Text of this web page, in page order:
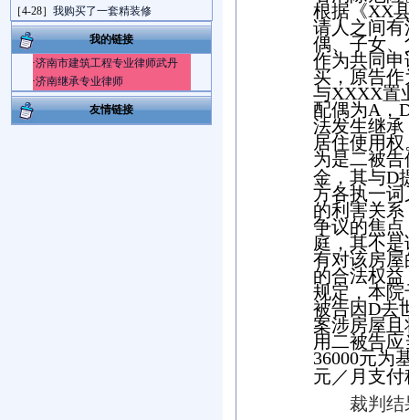
［4-28］ 我购买了一套精装修
我的链接
·济南市建筑工程专业律师武丹
·济南继承专业律师
友情链接
根据《XX
请人之间
偶、子女
作为共同
买，原告作
与XXXX置
配偶为A ，
法发生继
居住使用
为是二被告
金，其与D
方各执一
的利害关
争议的焦
庭，其不
有对该房
的合法权
规定，本
被告因D去
案涉房屋
用二被告
36000元为
元／月支
裁判结